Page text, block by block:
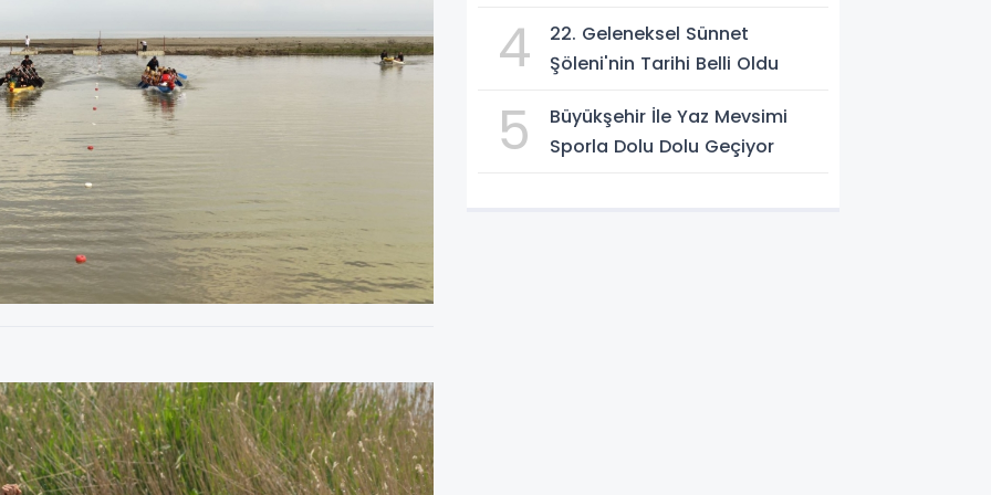
4
22. Geleneksel Sünnet
Şöleni'nin Tarihi Belli Oldu
5
Büyükşehir İle Yaz Mevsimi
Sporla Dolu Dolu Geçiyor